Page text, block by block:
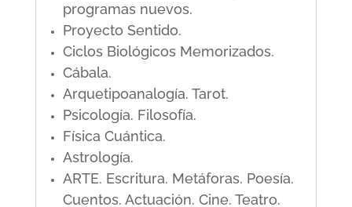
programas nuevos.
Proyecto Sentido.
Ciclos Biológicos Memorizados.
Cábala.
Arquetipoanalogía. Tarot.
Psicología. Filosofía.
Física Cuántica.
Astrología.
ARTE. Escritura. Metáforas. Poesía.
Cuentos. Actuación. Cine. Teatro.